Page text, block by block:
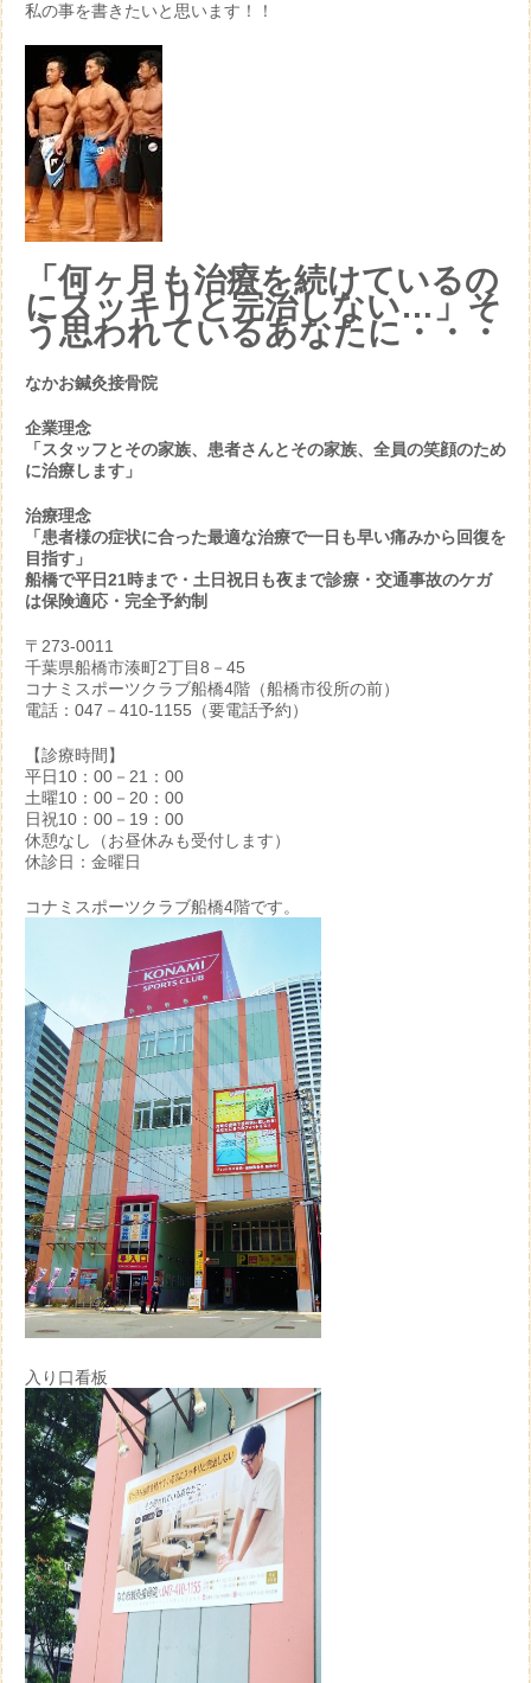
私の事を書きたいと思います！！
「何ヶ月も治療を続けているの
にスッキリと完治しない…」そ
う思われているあなたに・・・
なかお鍼灸接骨院
企業理念
「スタッフとその家族、患者さんとその家族、全員の笑顔のため
に治療します」
治療理念
「患者様の症状に合った最適な治療で一日も早い痛みから回復を
目指す」
船橋で平日21時まで・土日祝日も夜まで診療・交通事故のケガ
は保険適応・完全予約制
〒273-0011
千葉県船橋市湊町2丁目8－45
コナミスポーツクラブ船橋4階（船橋市役所の前）
電話：047－410-1155（要電話予約）
【診療時間】
平日10：00－21：00
土曜10：00－20：00
日祝10：00－19：00
休憩なし（お昼休みも受付します）
休診日：金曜日
コナミスポーツクラブ船橋4階です。
入り口看板